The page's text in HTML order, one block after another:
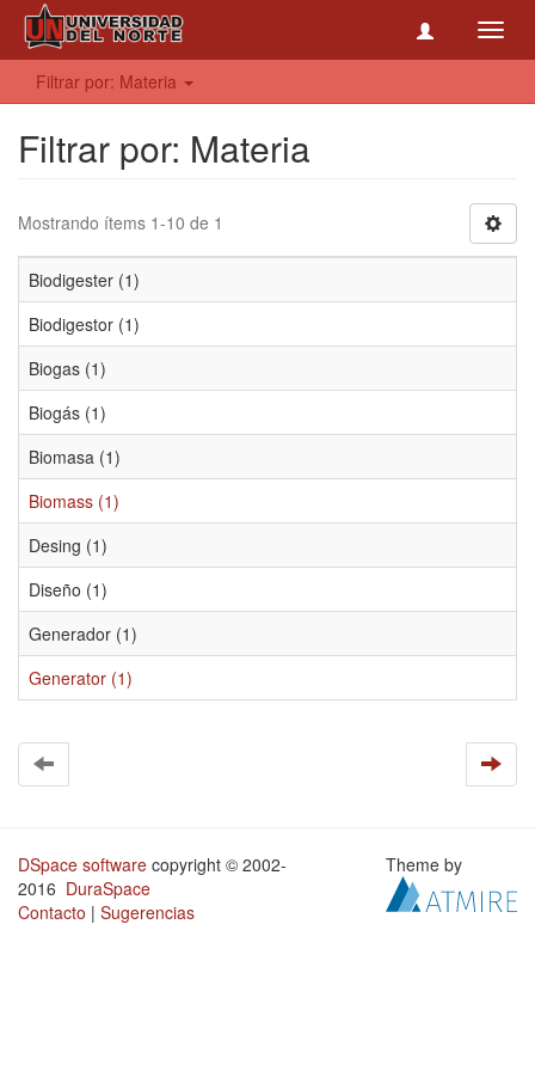
Filtrar por: Materia
Filtrar por: Materia
Mostrando ítems 1-10 de 1
Biodigester (1)
Biodigestor (1)
Biogas (1)
Biogás (1)
Biomasa (1)
Biomass (1)
Desing (1)
Diseño (1)
Generador (1)
Generator (1)
DSpace software copyright © 2002-
2016 DuraSpace
Contacto | Sugerencias
Theme by